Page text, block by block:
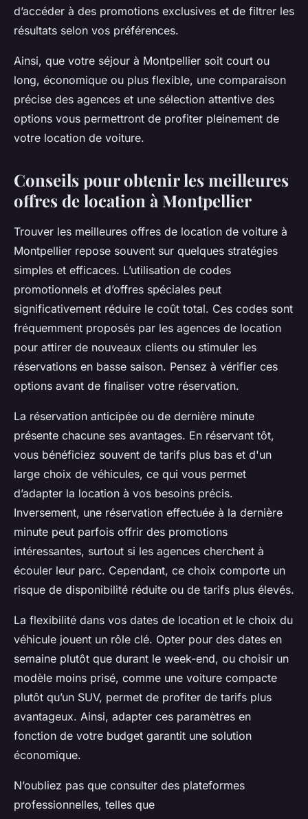
d’accéder à des promotions exclusives et de filtrer les
résultats selon vos préférences.
Ainsi, que votre séjour à Montpellier soit court ou
long, économique ou plus flexible, une comparaison
précise des agences et une sélection attentive des
options vous permettront de profiter pleinement de
votre location de voiture.
Conseils pour obtenir les meilleures
offres de location à Montpellier
Trouver les meilleures offres de location de voiture à
Montpellier repose souvent sur quelques stratégies
simples et efficaces. L’utilisation de codes
promotionnels et d’offres spéciales peut
significativement réduire le coût total. Ces codes sont
fréquemment proposés par les agences de location
pour attirer de nouveaux clients ou stimuler les
réservations en basse saison. Pensez à vérifier ces
options avant de finaliser votre réservation.
La réservation anticipée ou de dernière minute
présente chacune ses avantages. En réservant tôt,
vous bénéficiez souvent de tarifs plus bas et d'un
large choix de véhicules, ce qui vous permet
d’adapter la location à vos besoins précis.
Inversement, une réservation effectuée à la dernière
minute peut parfois offrir des promotions
intéressantes, surtout si les agences cherchent à
écouler leur parc. Cependant, ce choix comporte un
risque de disponibilité réduite ou de tarifs plus élevés.
La flexibilité dans vos dates de location et le choix du
véhicule jouent un rôle clé. Opter pour des dates en
semaine plutôt que durant le week-end, ou choisir un
modèle moins prisé, comme une voiture compacte
plutôt qu’un SUV, permet de profiter de tarifs plus
avantageux. Ainsi, adapter ces paramètres en
fonction de votre budget garantit une solution
économique.
N’oubliez pas que consulter des plateformes
professionnelles, telles que